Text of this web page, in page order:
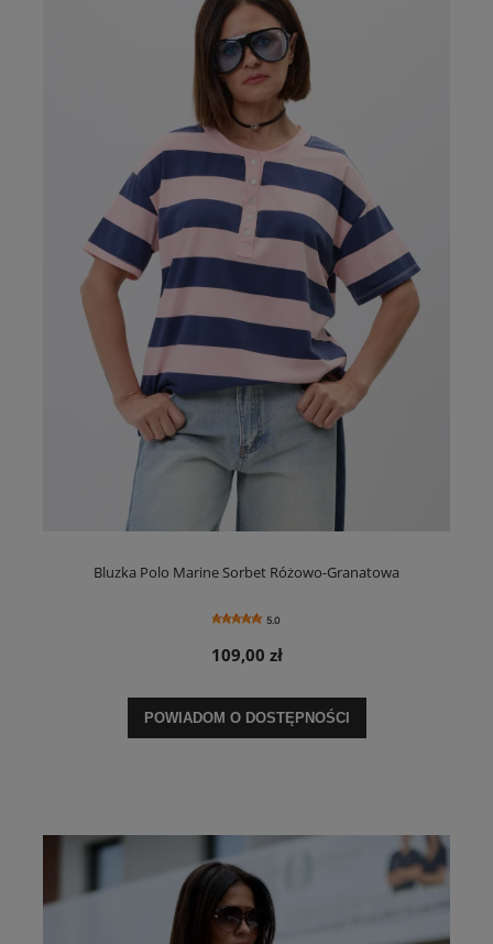
Bluzka Polo Marine Sorbet Różowo-Granatowa
5.0
109,00 zł
POWIADOM O DOSTĘPNOŚCI